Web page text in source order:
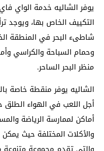
يوفر الشاليه خدمة الواي
التكييف الخاص بها،
شاطىء البحر في المنطقة
وحمام السباحة والكراسي
منظر البحر الساحر.
الشاليه يوفر منقطة خاصة
أجل اللعب في الهواء
أماكن لممارسة الرياضة
والأكلات المختلفة حيث يمكن